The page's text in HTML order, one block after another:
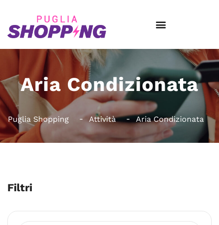
Aria Condizionata
Puglia Shopping Attività Aria Condizionata
Filtri